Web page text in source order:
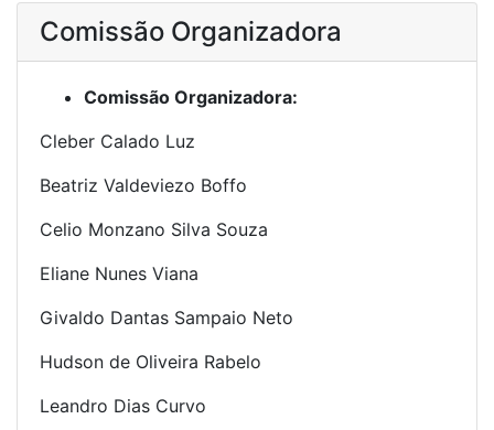
Comissão Organizadora
Comissão Organizadora:
Cleber Calado Luz
Beatriz Valdeviezo Boffo
Celio Monzano Silva Souza
Eliane Nunes Viana
Givaldo Dantas Sampaio Neto
Hudson de Oliveira Rabelo
Leandro Dias Curvo